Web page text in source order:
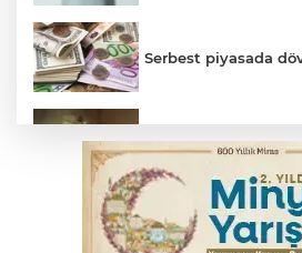
Serbest piyasada
Feci kaza yaşlı çifti
Gençlerbirliği,
hazırlıklarına başladı